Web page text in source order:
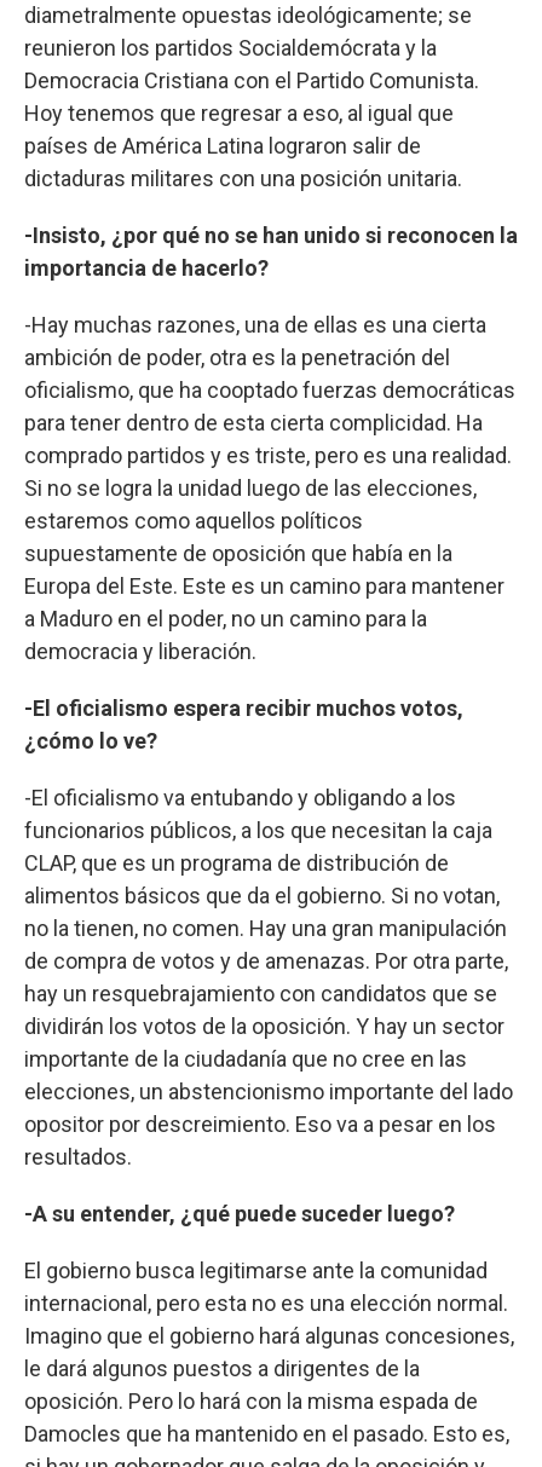
diametralmente opuestas ideológicamente; se
reunieron los partidos Socialdemócrata y la
Democracia Cristiana con el Partido Comunista.
Hoy tenemos que regresar a eso, al igual que
países de América Latina lograron salir de
dictaduras militares con una posición unitaria.
-Insisto, ¿por qué no se han unido si reconocen la
importancia de hacerlo?
-Hay muchas razones, una de ellas es una cierta
ambición de poder, otra es la penetración del
oficialismo, que ha cooptado fuerzas democráticas
para tener dentro de esta cierta complicidad. Ha
comprado partidos y es triste, pero es una realidad.
Si no se logra la unidad luego de las elecciones,
estaremos como aquellos políticos
supuestamente de oposición que había en la
Europa del Este. Este es un camino para mantener
a Maduro en el poder, no un camino para la
democracia y liberación.
-El oficialismo espera recibir muchos votos,
¿cómo lo ve?
-El oficialismo va entubando y obligando a los
funcionarios públicos, a los que necesitan la caja
CLAP, que es un programa de distribución de
alimentos básicos que da el gobierno. Si no votan,
no la tienen, no comen. Hay una gran manipulación
de compra de votos y de amenazas. Por otra parte,
hay un resquebrajamiento con candidatos que se
dividirán los votos de la oposición. Y hay un sector
importante de la ciudadanía que no cree en las
elecciones, un abstencionismo importante del lado
opositor por descreimiento. Eso va a pesar en los
resultados.
-A su entender, ¿qué puede suceder luego?
El gobierno busca legitimarse ante la comunidad
internacional, pero esta no es una elección normal.
Imagino que el gobierno hará algunas concesiones,
le dará algunos puestos a dirigentes de la
oposición. Pero lo hará con la misma espada de
Damocles que ha mantenido en el pasado. Esto es,